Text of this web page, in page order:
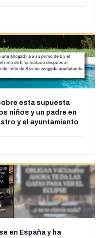
esta supuesta
niños y un padre en
y el ayuntamiento
en España y ha